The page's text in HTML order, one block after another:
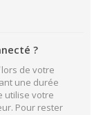
?
lors de votre
une durée
utilise votre
Pour rester